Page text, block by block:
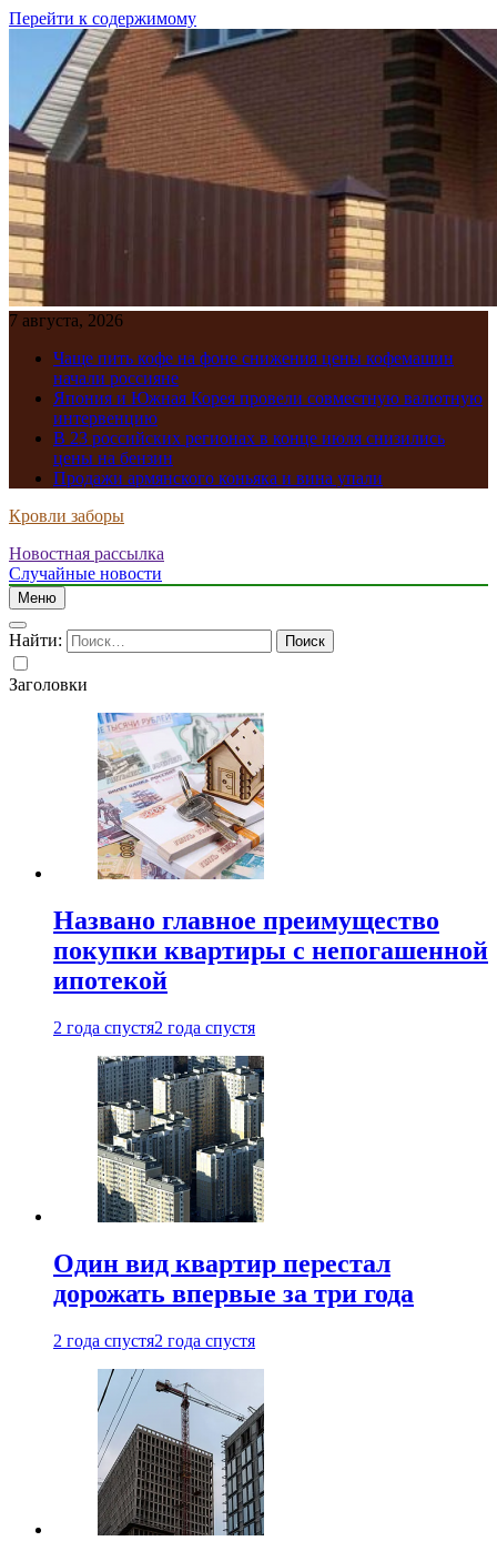
Перейти к содержимому
7 августа, 2026
Чаще пить кофе на фоне снижения цены кофемашин
начали россияне
Япония и Южная Корея провели совместную валютную
интервенцию
В 23 российских регионах в конце июля снизились
цены на бензин
Продажи армянского коньяка и вина упали
Кровли заборы
Новостная рассылка
Случайные новости
Меню
Найти:
Заголовки
Названо главное преимущество
покупки квартиры с непогашенной
ипотекой
2 года спустя2 года спустя
Один вид квартир перестал
дорожать впервые за три года
2 года спустя2 года спустя